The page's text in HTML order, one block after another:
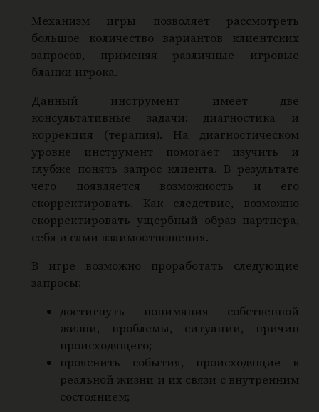
Механизм игры позволяет рассмотреть
большое количество вариантов клиентских
запросов, применяя различные игровые
бланки игрока.
Данный инструмент имеет две
консультативные задачи: диагностика и
коррекция (терапия). На диагностическом
уровне инструмент помогает изучить и
глубже понять запрос клиента. В результате
чего появляется возможность и его
скорректировать. Как следствие, возможно
скорректировать ущербный образ партнера,
себя и сами взаимоотношения.
В игре возможно проработать следующие
запросы:
достигнуть понимания собственной
жизни, проблемы, ситуации, причин
происходящего;
прояснить события, происходящие в
реальной жизни и их связи с внутренним
состоянием;